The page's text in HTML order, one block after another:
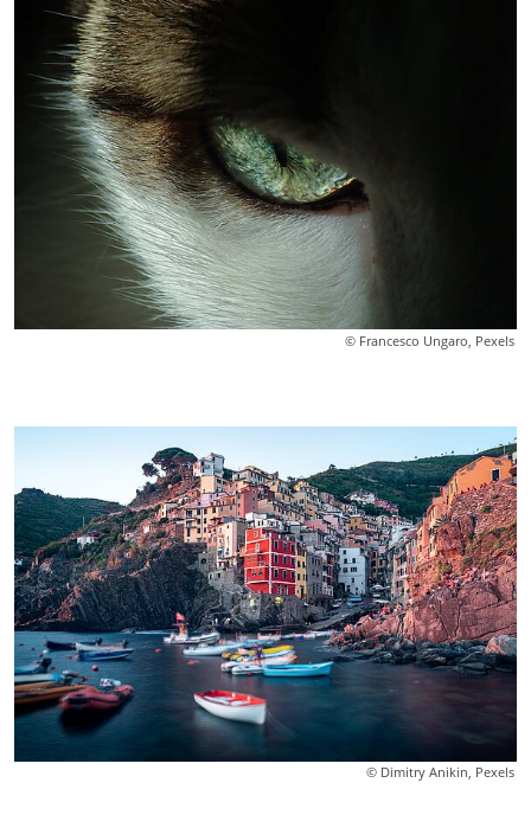
© Francesco Ungaro, Pexels
© Dimitry Anikin, Pexels